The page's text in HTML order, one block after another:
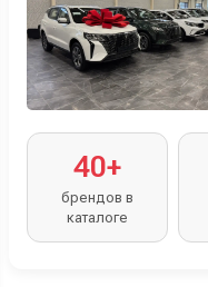
40+
брендов в
каталоге